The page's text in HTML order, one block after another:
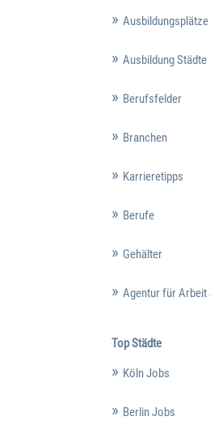
Ausbildungsplätze
Ausbildung Städte
Berufsfelder
Branchen
Karrieretipps
Berufe
Gehälter
Agentur für Arbeit
Top Städte
Köln Jobs
Berlin Jobs